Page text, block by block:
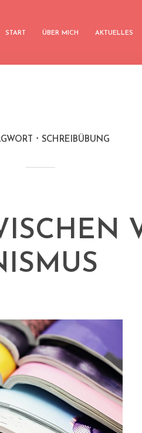
START ÜBER MICH AKTUELLES
SCHREIBÜBUNG